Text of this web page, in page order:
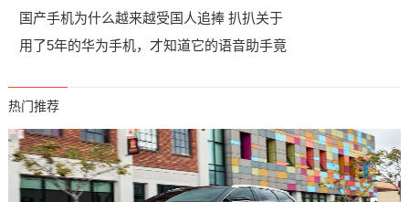
国产手机为什么越来越受国人追捧 扒扒关于
用了5年的华为手机，才知道它的语音助手竟
热门推荐